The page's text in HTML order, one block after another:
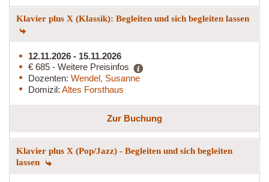
Klavier plus X (Klassik): Begleiten und sich begleiten lassen
12.11.2026 - 15.11.2026
€ 685 - Weitere Preisinfos
Dozenten: Wendel, Susanne
Domizil: Altes Forsthaus
Zur Buchung
Klavier plus X (Pop/Jazz) - Begleiten und sich begleiten
lassen